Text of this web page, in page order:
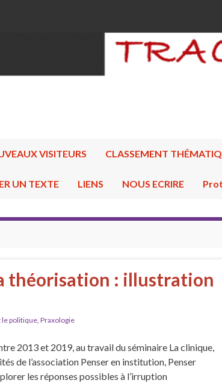
VISITEURS CLASSEMENT
UN TEXTE LIENS NOUS ECRIRE
théorisation : illustration
le politique Praxologie
2013 et 2019, au travail du séminaire La clinique,
de l’association Penser en institution, Penser
les réponses possibles à l’irruption